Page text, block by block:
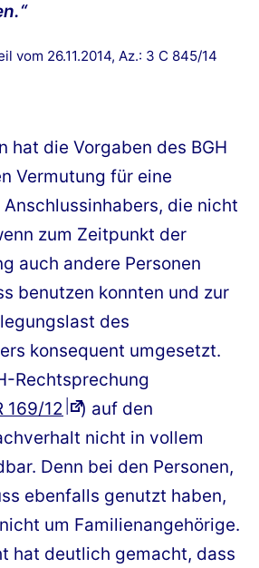
vom 26.11.2014, Az.: 3 C 845/14
hat die Vorgaben des BGH
Vermutung für eine
die nicht
zum Zeitpunkt der
auch andere Personen
benutzen konnten und zur
des
konsequent umgesetzt.
Rechtsprechung
169/12
) auf den
nicht in vollem
Denn bei den Personen,
ebenfalls genutzt haben,
um Familienangehörige.
hat deutlich gemacht, dass